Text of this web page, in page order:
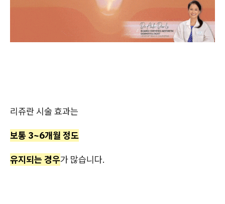
리쥬란 시술 효과는
보통 3~6개월 정도
유지되는 경우가 많습니다.